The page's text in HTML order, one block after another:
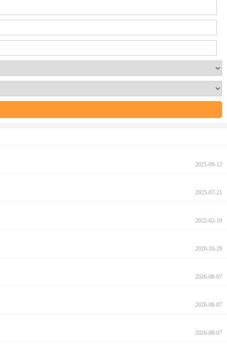
2025-09-12
2025-07-21
2022-02-10
2020-10-29
2026-08-07
2026-08-07
2026-08-07